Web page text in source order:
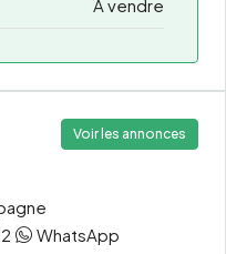
À vendre
Voir les annonces
WhatsApp